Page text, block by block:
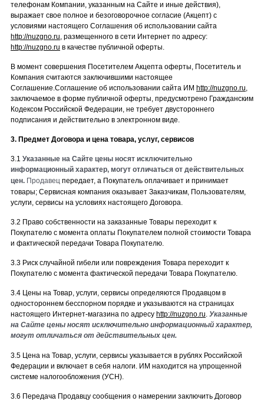
телефонам Компании, указанным на Сайте и иные действия),
выражает свое полное и безоговорочное согласие (Акцепт) с
условиями настоящего Соглашения об использовании сайта
http://nuzgno.ru, размещенного в сети Интернет по адресу:
http://nuzgno.ru в качестве публичной оферты.
В момент совершения Посетителем Акцепта оферты, Посетитель и
Компания считаются заключившими настоящее
Соглашение.Соглашение об использовании сайта ИМ http://nuzgno.ru,
заключаемое в форме публичной оферты, предусмотрено Гражданским
Кодексом Российской Федерации, не требует двустороннего
подписания и действительно в электронном виде.
3. Предмет Договора и цена товара, услуг, сервисов
3.1 Указанные на Сайте цены носят исключительно
информационный характер, могут отличаться от действительных
цен. Продавец передает, а Покупатель оплачивает и принимает
товары; Сервисная компания оказывает Заказчикам, Пользователям,
услуги, сервисы на условиях настоящего Договора.
3.2 Право собственности на заказанные Товары переходит к
Покупателю с момента оплаты Покупателем полной стоимости Товара
и фактической передачи Товара Покупателю.
3.3 Риск случайной гибели или повреждения Товара переходит к
Покупателю с момента фактической передачи Товара Покупателю.
3.4 Цены на Товар, услуги, сервисы определяются Продавцом в
одностороннем бесспорном порядке и указываются на страницах
настоящего Интернет-магазина по адресу http://nuzgno.ru. Указанные
на Сайте цены носят исключительно информационный характер,
могут отличаться от действительных цен.
3.5 Цена на Товар, услуги, сервисы указывается в рублях Российской
Федерации и включает в себя налоги. ИМ находится на упрощенной
системе налогообложения (УСН).
3.6 Передача Продавцу сообщения о намерении заключить Договор